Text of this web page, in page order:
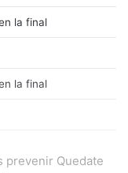
la final
la final
prevenir Quedate